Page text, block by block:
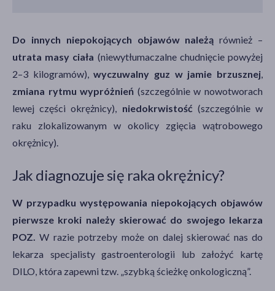
Do innych niepokojących objawów należą również –
utrata masy ciała (niewytłumaczalne chudnięcie powyżej
2–3 kilogramów),wyczuwalny guz w jamie brzusznej
zmiana rytmu wypróżnień (szczególnie w nowotworach
lewej części okrężnicy), niedokrwistość (szczególnie w
raku zlokalizowanym w okolicy zgięcia wątrobowego
okrężnicy).
Jak diagnozuje się raka okrężnicy?
W przypadku występowania niepokojących objawów
pierwsze kroki należy skierować do swojego lekarza
POZ. W razie potrzeby może on dalej skierować nas do
lekarza specjalisty gastroenterologii lub założyć kartę
DILO, która zapewni tzw. „szybką ścieżkę onkologiczną”.